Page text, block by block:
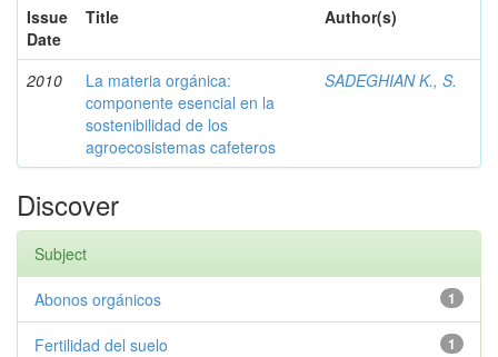
Issue
Date
Title Author(s)
2010
La materia orgánica:
componente esencial en la
sostenibilidad de los
agroecosistemas cafeteros
SADEGHIAN K., S.
Discover
Subject
1
Abonos orgánicos
1
Fertilidad del suelo